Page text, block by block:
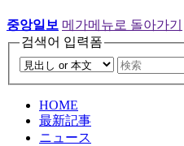
중앙일보 메가메뉴로 돌아가기
검색어 입력폼
HOME
最新記事
ニュース